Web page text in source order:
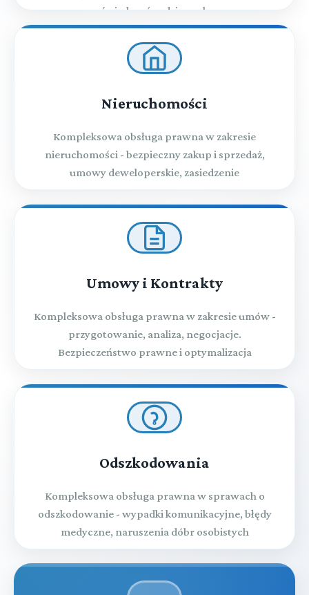
świadczeń rodzinnych
Nieruchomości
Kompleksowa obsługa prawna w zakresie
nieruchomości - bezpieczny zakup i sprzedaż,
umowy deweloperskie, zasiedzenie
Umowy i Kontrakty
Kompleksowa obsługa prawna w zakresie umów -
przygotowanie, analiza, negocjacje.
Bezpieczeństwo prawne i optymalizacja
Odszkodowania
Kompleksowa obsługa prawna w sprawach o
odszkodowanie - wypadki komunikacyjne, błędy
medyczne, naruszenia dóbr osobistych